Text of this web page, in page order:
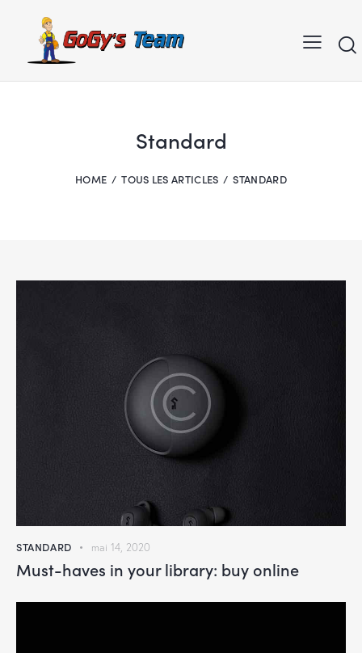
Standard
HOME TOUS LES ARTICLES STANDARD
STANDARD mai 14, 2020
Must-haves in your library: buy online